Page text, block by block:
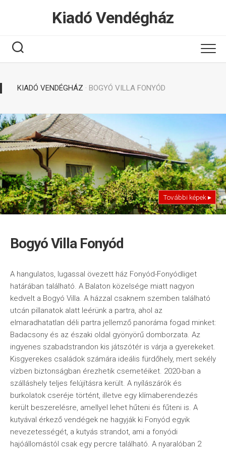
Kiadó Vendégház
KIADÓ VENDÉGHÁZ · BOGYÓ VILLA FONYÓD
További képek ▸
Bogyó Villa Fonyód
A hangulatos, lugassal övezett ház Fonyód-Fonyódliget
határában található. A Balaton közelsége miatt nagyon
kedvelt a Bogyó Villa. A házzal csaknem szemben található
utcán pillanatok alatt leérünk a partra, ahol az
elmaradhatatlan déli partra jellemző panoráma fogad minket:
Badacsony és az északi oldal gyönyörű domborzata. Az
ingyenes szabadstrandon kis játszótér is várja a gyerekeket.
Kisgyerekes családok számára ideális fürdőhely, mert sekély
vízben biztonságban érezhetik csemetéiket. 2020-ban a
szálláshely teljes felújításra került. A nyílászárók és
burkolatok cseréje történt, illetve egy klímaberendezés
került beszerelésre, amellyel lehet hűteni és fűteni is. A
kutyával érkező vendégek ne hagyják ki Fonyód egyik
nevezetességét, a kutyás strandot, ami a fonyódi
hajóállomástól csak egy percre található. A nyaralóban 2